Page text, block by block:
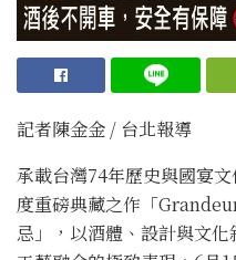
記者陳金金 / 台北報導
承載台灣74年歷史與國宴
度重磅典藏之作「
忌」，以酒體、設計與文